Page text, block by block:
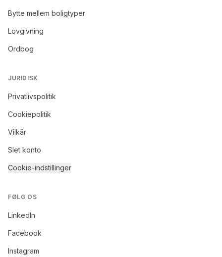
Bytte mellem boligtyper
Lovgivning
Ordbog
JURIDISK
Privatlivspolitik
Cookiepolitik
Vilkår
Slet konto
Cookie-indstillinger
FØLG OS
LinkedIn
Facebook
Instagram